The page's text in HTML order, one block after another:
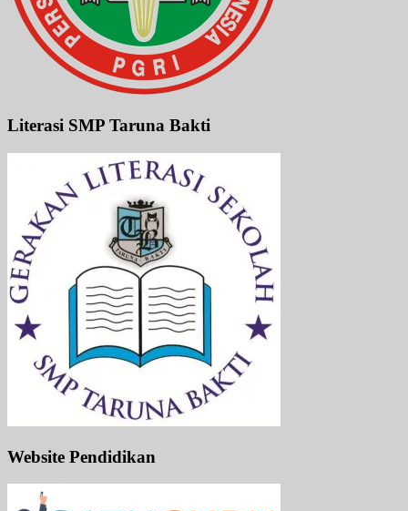
Literasi SMP Taruna Bakti
Website Pendidikan